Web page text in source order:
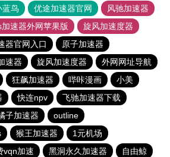
蓝鸟 优途加速器官网
风驰加速器
速器外网苹果版
旋风加速度器
器官网入口
原子加速器
速器 旋风加速度器
外网网址导航
狂飙加速器 哔咔漫画
小美
快连npv
飞驰加速器下载
子加速器
outline
猴王加速器
1元机场
vqn加速 黑洞永久加速器 自由鲸